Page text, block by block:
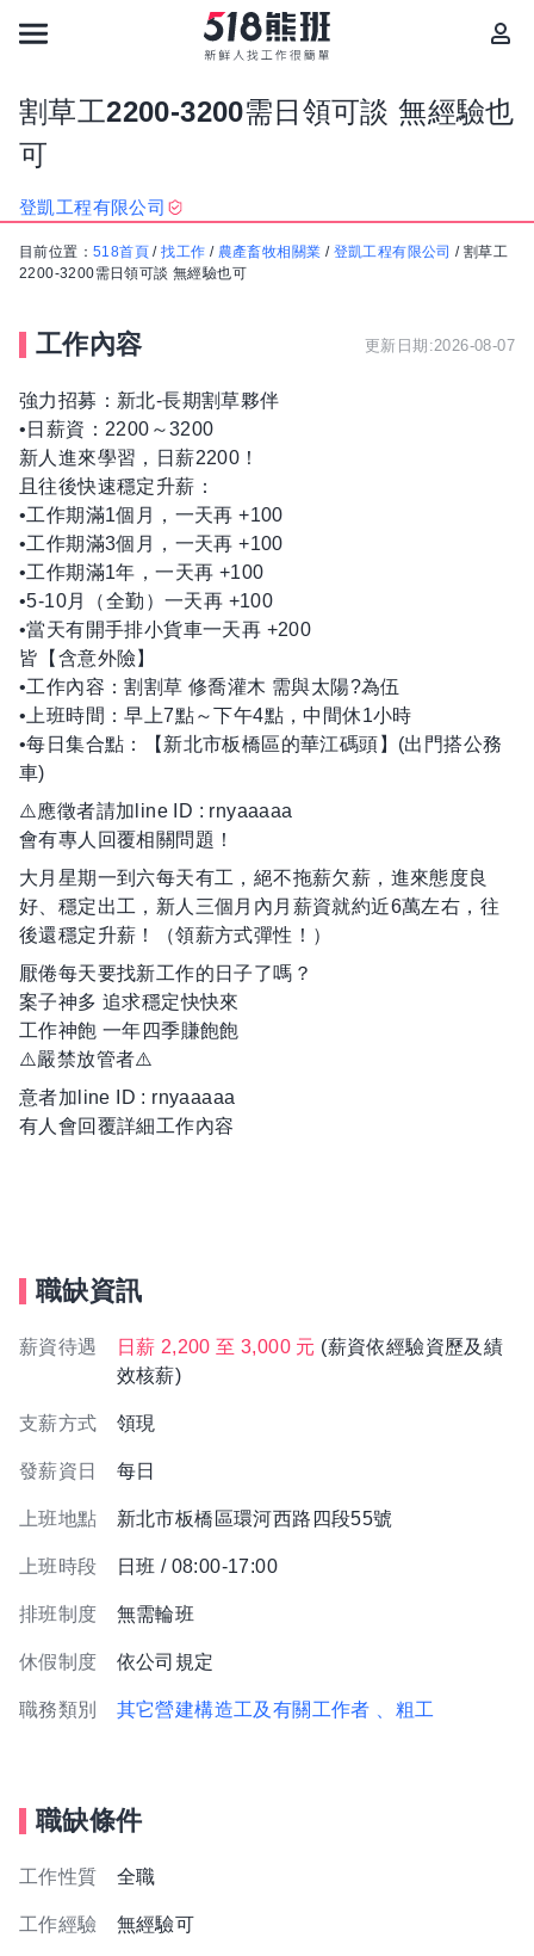
割草工2200-3200需日領可談 無經驗也
可
登凱工程有限公司
目前位置： 518首頁 /找工作 / 農產畜牧相關業 / 登凱工程有限公司 /割草工
2200-3200需日領可談 無經驗也可
工作內容 更新日期:2026-08-07
強力招募：新北-長期割草夥伴
•日薪資：2200～3200
新人進來學習，日薪2200！
且往後快速穩定升薪：
•工作期滿1個月，一天再 +100
•工作期滿3個月，一天再 +100
•工作期滿1年，一天再 +100
•5-10月（全勤）一天再 +100
•當天有開手排小貨車一天再 +200
皆【含意外險】
•工作內容：割割草 修喬灌木 需與太陽?為伍
•上班時間：早上7點～下午4點，中間休1小時
•每日集合點：【新北市板橋區的華江碼頭】(出門搭公務
車)
⚠️應徵者請加line ID : rnyaaaaa
會有專人回覆相關問題！
大月星期一到六每天有工，絕不拖薪欠薪，進來態度良
好、穩定出工，新人三個月內月薪資就約近6萬左右，往
後還穩定升薪！（領薪方式彈性！）
厭倦每天要找新工作的日子了嗎？
案子神多 追求穩定快快來
工作神飽 一年四季賺飽飽
⚠️嚴禁放管者⚠️
意者加line ID : rnyaaaaa
有人會回覆詳細工作內容
職缺資訊
薪資待遇 日薪 2,200 至 3,000 元 (薪資依經驗資歷及績
效核薪)
支薪方式 領現
發薪資日 每日
上班地點 新北市板橋區環河西路四段55號
上班時段 日班 / 08:00-17:00
排班制度 無需輪班
休假制度 依公司規定
職務類別 其它營建構造工及有關工作者 、粗工
職缺條件
工作性質 全職
工作經驗 無經驗可